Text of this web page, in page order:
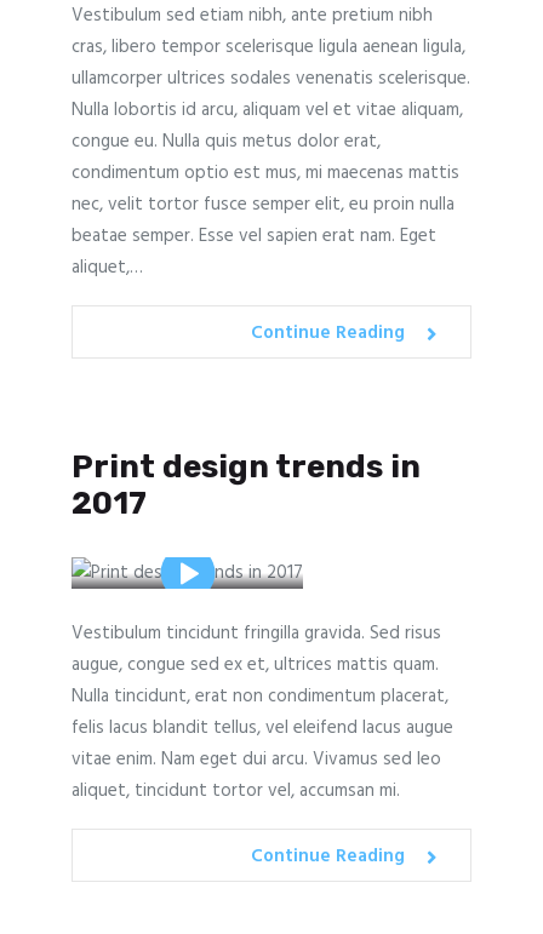
Vestibulum sed etiam nibh, ante pretium nibh
cras, libero tempor scelerisque ligula aenean ligula,
ullamcorper ultrices sodales venenatis scelerisque.
Nulla lobortis id arcu, aliquam vel et vitae aliquam,
congue eu. Nulla quis metus dolor erat,
condimentum optio est mus, mi maecenas mattis
nec, velit tortor fusce semper elit, eu proin nulla
beatae semper. Esse vel sapien erat nam. Eget
aliquet,…
Continue Reading
Print design trends in
2017
Vestibulum tincidunt fringilla gravida. Sed risus
augue, congue sed ex et, ultrices mattis quam.
Nulla tincidunt, erat non condimentum placerat,
felis lacus blandit tellus, vel eleifend lacus augue
vitae enim. Nam eget dui arcu. Vivamus sed leo
aliquet, tincidunt tortor vel, accumsan mi.
Continue Reading